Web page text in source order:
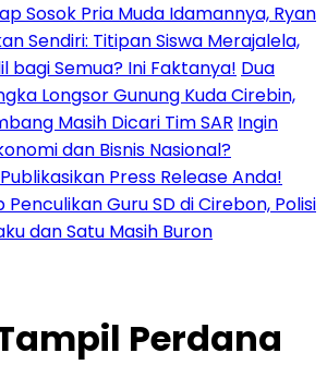
Sosok Pria Muda Idamannya, Ryan
Sendiri: Titipan Siswa Merajalela,
bagi Semua? Ini Faktanya! Dua
Longsor Gunung Kuda Cirebin,
Masih Dicari Tim SAR Ingin
dan Bisnis Nasional?
Press Release Anda!
Guru SD di Cirebon, Polisi
dan Satu Masih Buron
Perdana